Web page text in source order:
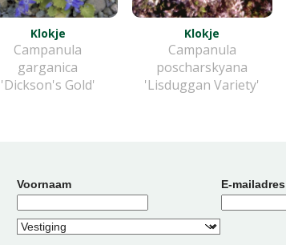
Klokje
Campanula
garganica
'Dickson's Gold'
Klokje
Campanula
poscharskyana
'Lisduggan Variety'
Voornaam E-mailadres